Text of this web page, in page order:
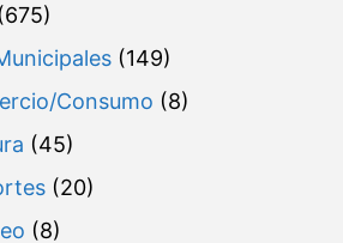
(149)
Consumo (8)
(45)
(20)
(8)